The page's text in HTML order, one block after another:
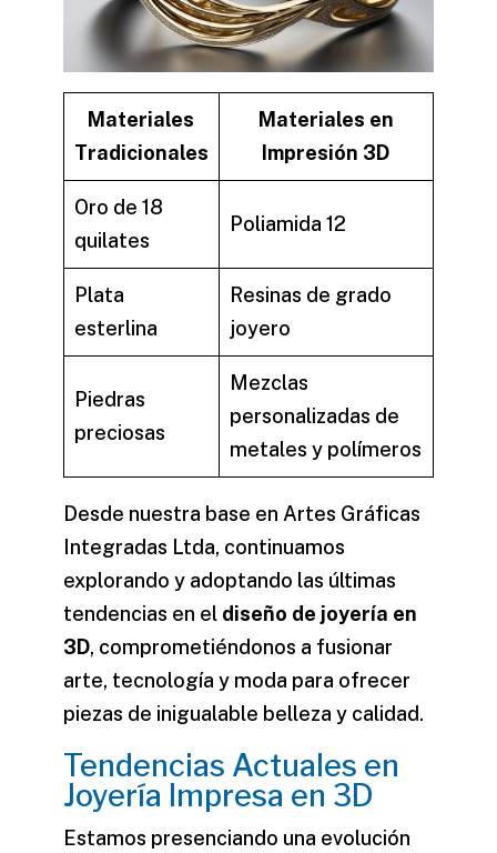
Materiales
Tradicionales
Materiales en
Impresión 3D
Oro de 18
quilates
Poliamida 12
Plata
esterlina
Resinas de grado
joyero
Piedras
preciosas
Mezclas
personalizadas de
metales y polímeros
Desde nuestra base en Artes Gráficas
Integradas Ltda, continuamos
explorando y adoptando las últimas
tendencias en el diseño de joyería en
3D, comprometiéndonos a fusionar
arte, tecnología y moda para ofrecer
piezas de inigualable belleza y calidad.
Tendencias Actuales en
Joyería Impresa en 3D
Estamos presenciando una evolución